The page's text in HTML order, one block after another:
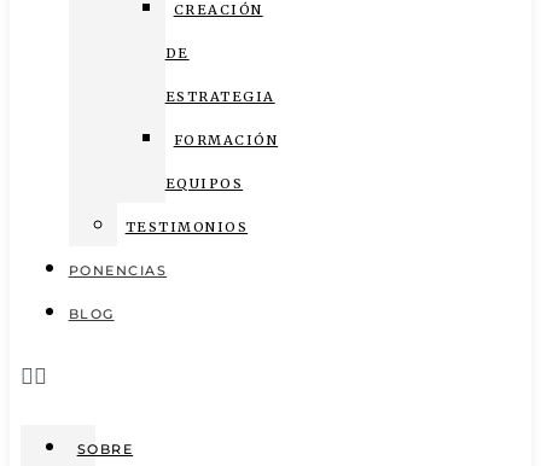
CREACIÓN
DE
ESTRATEGIA
FORMACIÓN
EQUIPOS
TESTIMONIOS
PONENCIAS
BLOG
SOBRE